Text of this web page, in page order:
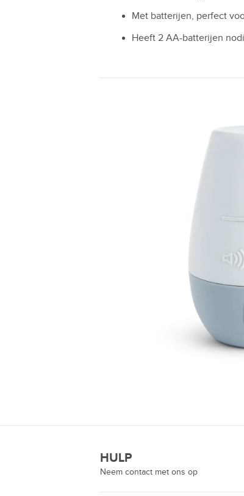
Met batterijen, perfect
Heeft 2 AA-batterijen
HULP
Neem contact met ons op